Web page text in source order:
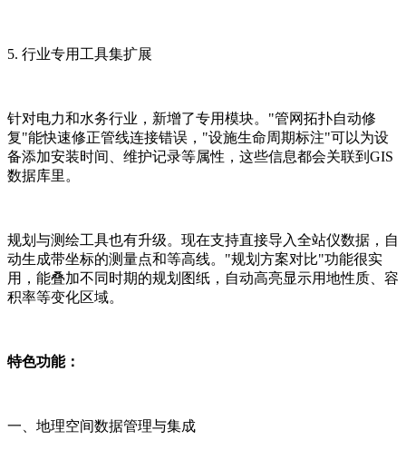
5. 行业专用工具集扩展
针对电力和水务行业，新增了专用模块。"管网拓扑自动修
复"能快速修正管线连接错误，"设施生命周期标注"可以为设
备添加安装时间、维护记录等属性，这些信息都会关联到GIS
数据库里。
规划与测绘工具也有升级。现在支持直接导入全站仪数据，自
动生成带坐标的测量点和等高线。"规划方案对比"功能很实
用，能叠加不同时期的规划图纸，自动高亮显示用地性质、容
积率等变化区域。
特色功能：
一、地理空间数据管理与集成